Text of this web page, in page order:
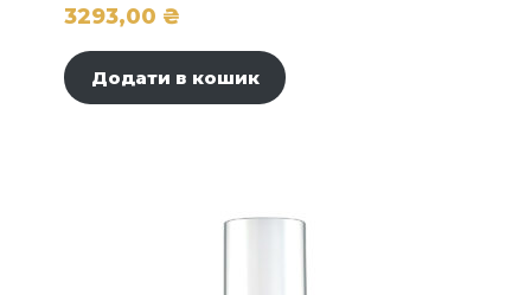
3293,00 ₴
Додати в кошик